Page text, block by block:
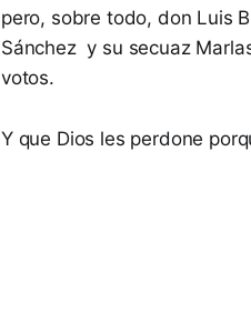
pero, sobre todo, don Luis
Sánchez y su secuaz
votos.
Y que Dios les perdone